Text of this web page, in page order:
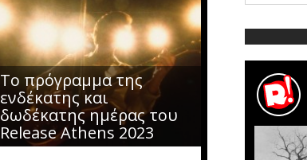
Το πρόγραμμα της
ενδέκατης και
δωδέκατης ημέρας του
Release Athens 2023